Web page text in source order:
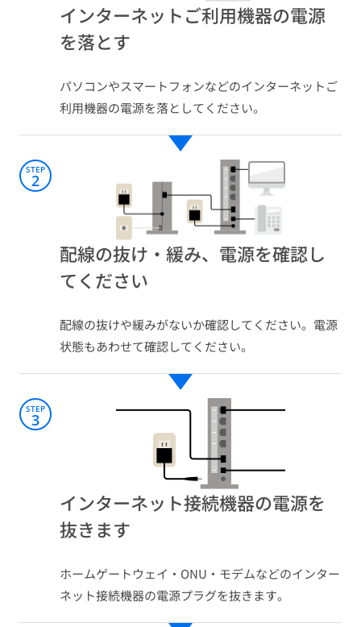
インターネットご利用機器の電源
を落とす​
パソコンやスマートフォンなどのインターネットご
利用機器の電源を落としてください。​
STEP
2
配線の抜け・緩み、電源を確認し
てください
配線の抜けや緩みがないか確認してください。電源
状態もあわせて確認してください。​
STEP
3
インターネット接続機器の電源を
抜きます​
ホームゲートウェイ・ONU・モデムなどのインター
ネット接続機器の電源プラグを抜きます。